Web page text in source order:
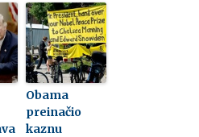
Obama
preinačio
kaznu